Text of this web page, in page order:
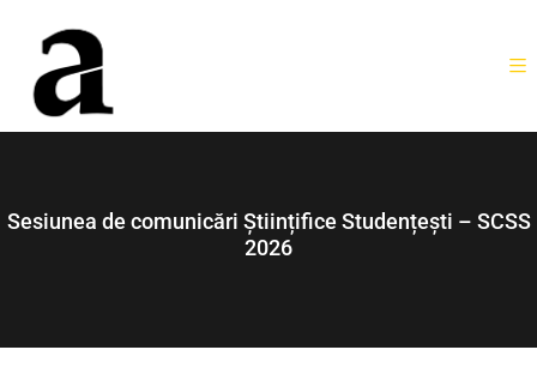
Sesiunea de comunicări Științifice Studențești – SCSS
2026